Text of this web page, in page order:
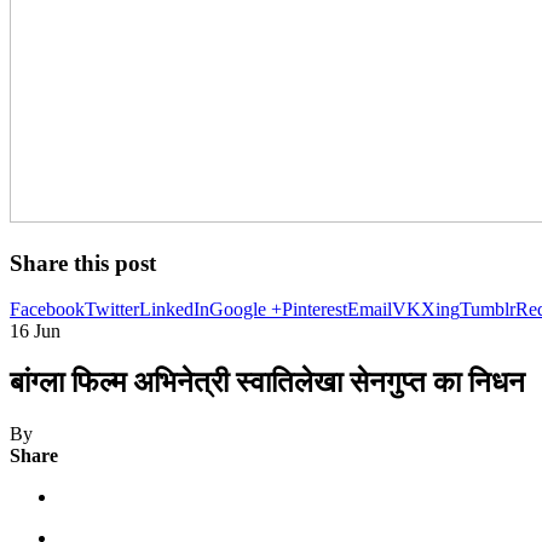
Share this post
FacebookTwitterLinkedInGoogle +PinterestEmailVKXingTumblr
16 Jun
बांग्ला फिल्म अभिनेत्री स्वातिलेखा सेनगुप्त का निधन
By
Share